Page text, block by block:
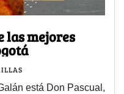
las mejores
está Don Pascual,